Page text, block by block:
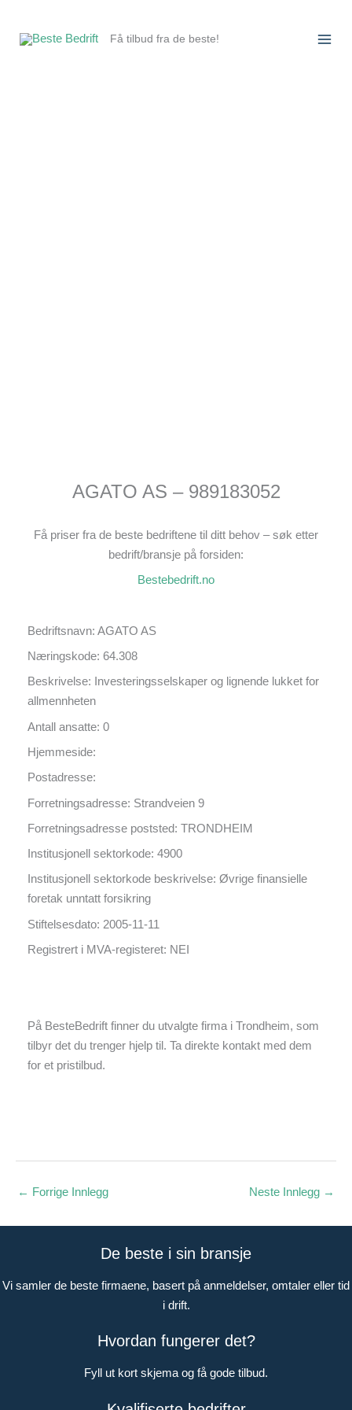
Få tilbud fra de beste!
AGATO AS – 989183052
Få priser fra de beste bedriftene til ditt behov – søk etter
bedrift/bransje på forsiden:
Bestebedrift.no
Bedriftsnavn: AGATO AS
Næringskode: 64.308
Beskrivelse: Investeringsselskaper og lignende lukket for
allmennheten
Antall ansatte: 0
Hjemmeside:
Postadresse:
Forretningsadresse: Strandveien 9
Forretningsadresse poststed: TRONDHEIM
Institusjonell sektorkode: 4900
Institusjonell sektorkode beskrivelse: Øvrige finansielle
foretak unntatt forsikring
Stiftelsesdato: 2005-11-11
Registrert i MVA-registeret: NEI
På BesteBedrift finner du utvalgte firma i Trondheim, som
tilbyr det du trenger hjelp til. Ta direkte kontakt med dem
for et pristilbud.
← Forrige Innlegg Neste Innlegg →
De beste i sin bransje
Vi samler de beste firmaene, basert på anmeldelser, omtaler eller tid
i drift.
Hvordan fungerer det?
Fyll ut kort skjema og få gode tilbud.